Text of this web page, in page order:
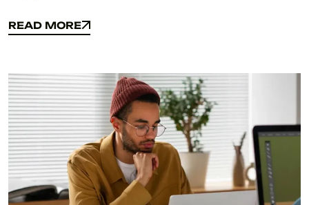
READ MORE
READ MORE